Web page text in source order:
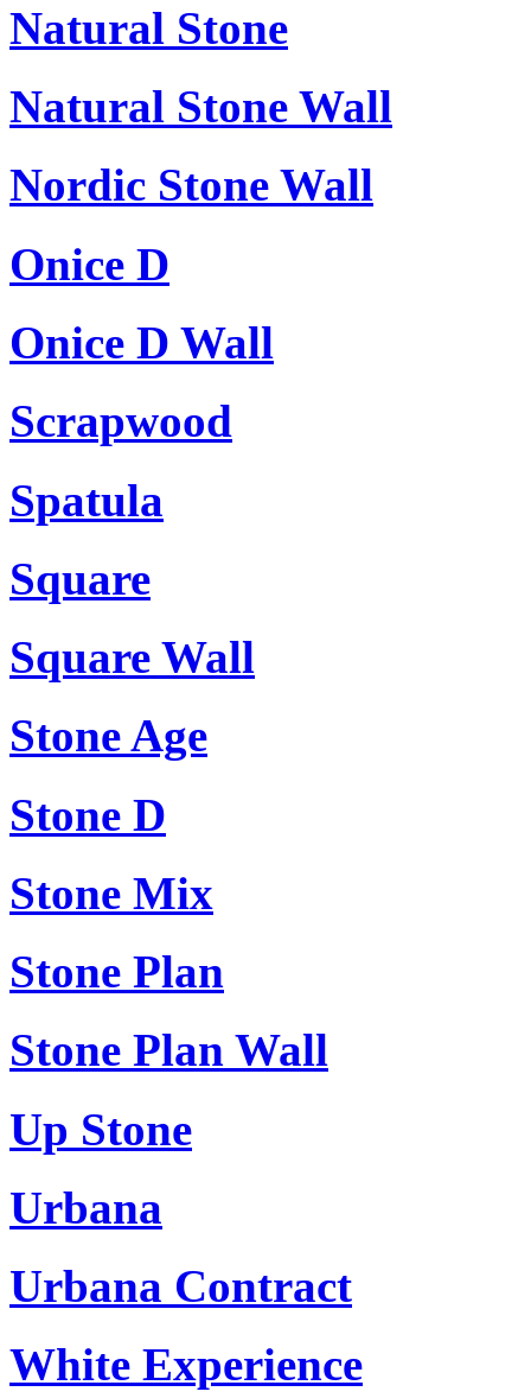
Natural Stone
Natural Stone Wall
Nordic Stone Wall
Onice D
Onice D Wall
Scrapwood
Spatula
Square
Square Wall
Stone Age
Stone D
Stone Mix
Stone Plan
Stone Plan Wall
Up Stone
Urbana
Urbana Contract
White Experience